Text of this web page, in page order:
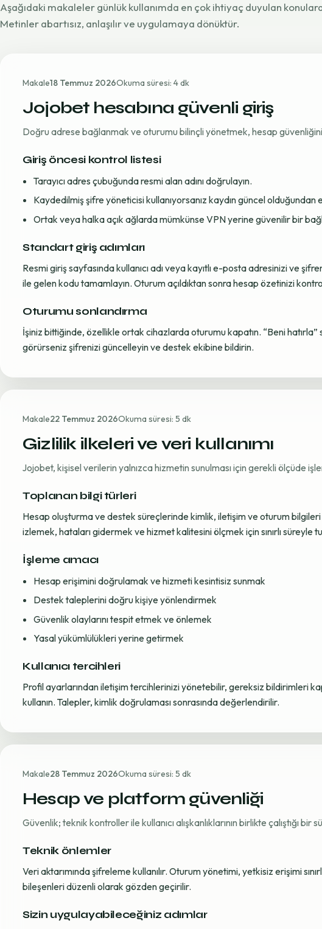
Aşağıdaki makaleler günlük kullanımda en çok ihtiyaç duyulan
Metinler abartısız, anlaşılır ve uygulamaya dönüktür.
Makale18 Temmuz 2026Okuma süresi: 4 dk
Jojobet hesabına güvenli giriş
Doğru adrese bağlanmak ve oturumu bilinçli yönetmek, hesap
Giriş öncesi kontrol listesi
Tarayıcı adres çubuğunda resmi alan adını doğrulayın.
Kaydedilmiş şifre yöneticisi kullanıyorsanız kaydın güncel olduğundan
Ortak veya halka açık ağlarda mümkünse VPN yerine güvenilir bir
Standart giriş adımları
Resmi giriş sayfasında kullanıcı adı veya kayıtlı e-posta adresinizi ve
ile gelen kodu tamamlayın. Oturum açıldıktan sonra hesap özetinizi
Oturumu sonlandırma
İşiniz bittiğinde, özellikle ortak cihazlarda oturumu kapatın. “Beni
görürseniz şifrenizi güncelleyin ve destek ekibine bildirin.
Makale22 Temmuz 2026Okuma süresi: 5 dk
Gizlilik ilkeleri ve veri kullanımı
Jojobet, kişisel verilerin yalnızca hizmetin sunulması için gerekli ölçüde
Toplanan bilgi türleri
Hesap oluşturma ve destek süreçlerinde kimlik, iletişim ve oturum
izlemek, hataları gidermek ve hizmet kalitesini ölçmek için sınırlı süreyle
İşleme amacı
Hesap erişimini doğrulamak ve hizmeti kesintisiz sunmak
Destek taleplerini doğru kişiye yönlendirmek
Güvenlik olaylarını tespit etmek ve önlemek
Yasal yükümlülükleri yerine getirmek
Kullanıcı tercihleri
Profil ayarlarından iletişim tercihlerinizi yönetebilir, gereksiz bildirimleri
kullanın. Talepler, kimlik doğrulaması sonrasında değerlendirilir.
Makale28 Temmuz 2026Okuma süresi: 5 dk
Hesap ve platform güvenliği
Güvenlik; teknik kontroller ile kullanıcı alışkanlıklarının birlikte çalıştığı
Teknik önlemler
Veri aktarımında şifreleme kullanılır. Oturum yönetimi, yetkisiz erişimi
bileşenleri düzenli olarak gözden geçirilir.
Sizin uygulayabileceğiniz adımlar